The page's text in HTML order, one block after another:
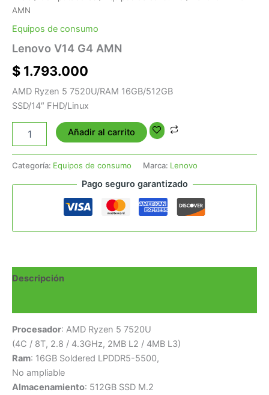
AMN
Equipos de consumo
Lenovo V14 G4 AMN
$ 1.793.000
AMD Ryzen 5 7520U/RAM 16GB/512GB
SSD/14″ FHD/Linux
Añadir al carrito
Categoría: Equipos de consumo Marca: Lenovo
Pago seguro garantizado
Descripción
Procesador: AMD Ryzen 5 7520U
(4C / 8T, 2.8 / 4.3GHz, 2MB L2 / 4MB L3)
Ram: 16GB Soldered LPDDR5-5500,
No ampliable
Almacenamiento: 512GB SSD M.2